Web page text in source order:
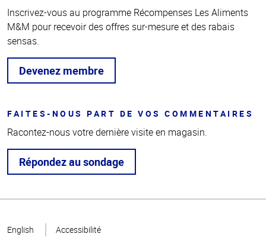
Inscrivez-vous au programme Récompenses Les Aliments
M&M pour recevoir des offres sur-mesure et des rabais
sensas.
Devenez membre
FAITES-NOUS PART DE VOS COMMENTAIRES
Racontez-nous votre dernière visite en magasin.
Répondez au sondage
page
English Accessibilité